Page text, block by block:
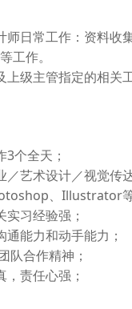
师日常工作：资料收
工作。
级主管指定的相关工
个全天；
／艺术设计／视觉传
、Illustrator
习经验强；
能力和动手能力；
队合作精神；
责任心强；